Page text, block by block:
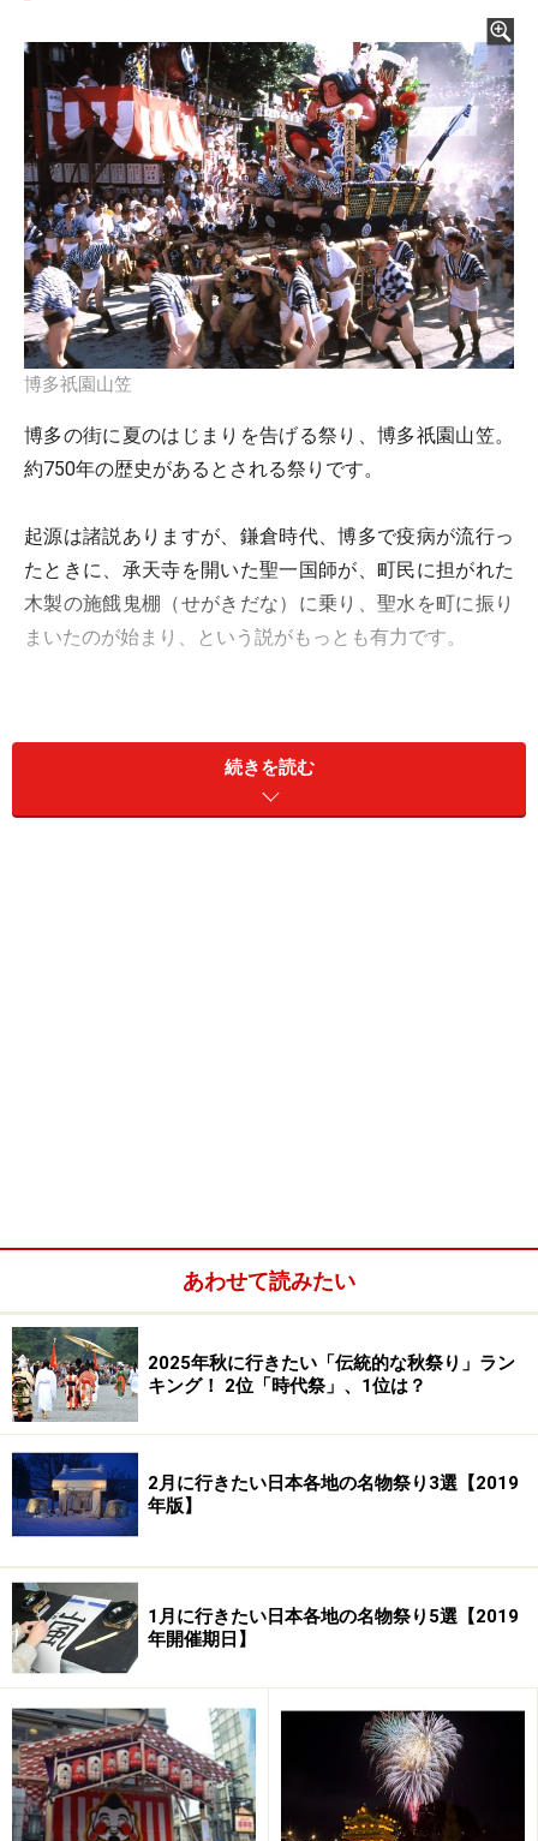
博多祇園山笠
博多の街に夏のはじまりを告げる祭り、博多祇園山笠。
約750年の歴史があるとされる祭りです。
起源は諸説ありますが、鎌倉時代、博多で疫病が流行っ
たときに、承天寺を開いた聖一国師が、町民に担がれた
木製の施餓鬼棚（せがきだな）に乗り、聖水を町に振り
まいたのが始まり、という説がもっとも有力です。
7月1日 飾り山笠一般公開開始／お汐井取り（当番町）
によって大々的になされます。（写真2枚目）
博多祇園山笠の「お汐井取り」 祭りの安全を祈る。
いよいよ写真1枚目のように山を担いで街を走り抜くの
は、7月10日の「流舁き（ながれがき）」から。最終日
15日未明の「追い山」まで毎日どこかで山笠が走りま
す。なかでも盛り上がるのが、12日昼間の「追い山なら
し」、13日の「集団山見せ」、そしてクライマックスは
「追い山ならし」、「集団山見せ」と最終日の「追い
山」は巡行コースが決まっているので、現地でマップを
入手するか、山笠ナビで公開されているコースをチェッ
クしておくのがおすすめです。
地図はこちらからどう
ぞ。
ちなみに江戸時代までは、飾り山の大きさのものを担い
続きを読む
あわせて読みたい
2025年秋に行きたい「伝統的な秋祭り」ラン
キング！ 2位「時代祭」、1位は？
2月に行きたい日本各地の名物祭り3選【2019
年版】
1月に行きたい日本各地の名物祭り5選【2019
年開催期日】